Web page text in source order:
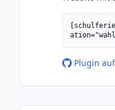
Plugin